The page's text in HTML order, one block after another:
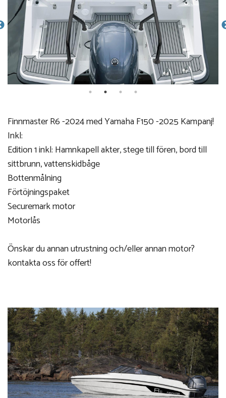
Finnmaster R6 -2024 med Yamaha F150 -2025 Kampanj!
Inkl:
Edition 1 inkl: Hamnkapell akter, stege till fören, bord till
sittbrunn, vattenskidbåge
Bottenmålning
Förtöjningspaket
Securemark motor
Motorlås
Önskar du annan utrustning och/eller annan motor?
kontakta oss för offert!